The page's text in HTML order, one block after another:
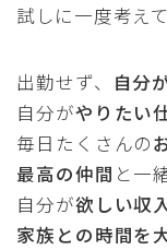
試しに一度考え
出勤せず、 自分
自分がやりたい
毎日たくさんの
最高の仲間 と一
自分が欲しい収
家族との時間を